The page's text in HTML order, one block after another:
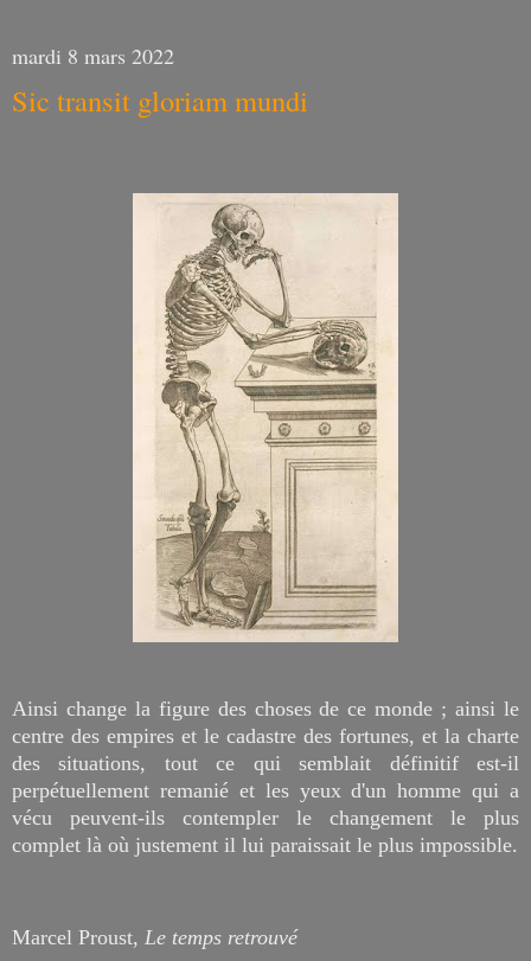
mardi 8 mars 2022
Sic transit gloriam mundi
Ainsi change la figure des choses de ce monde ; ainsi le
centre des empires et le cadastre des fortunes, et la charte
des situations, tout ce qui semblait définitif est-il
perpétuellement remanié et les yeux d'un homme qui a
vécu peuvent-ils contempler le changement le plus
complet là où justement il lui paraissait le plus impossible.
Marcel Proust, Le temps retrouvé